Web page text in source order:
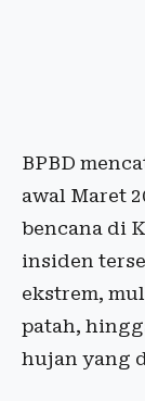
BPBD
awal Maret
bencana di
insiden
ekstrem,
patah,
hujan yang